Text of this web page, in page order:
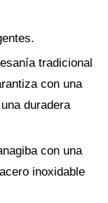
tradicional
con una
duradera
con una
inoxidable